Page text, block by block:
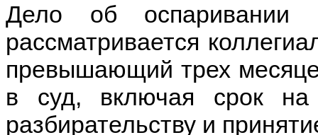
Дело об оспаривании
рассматривается
превышающий трех
в суд, включая срок на
разбирательству и